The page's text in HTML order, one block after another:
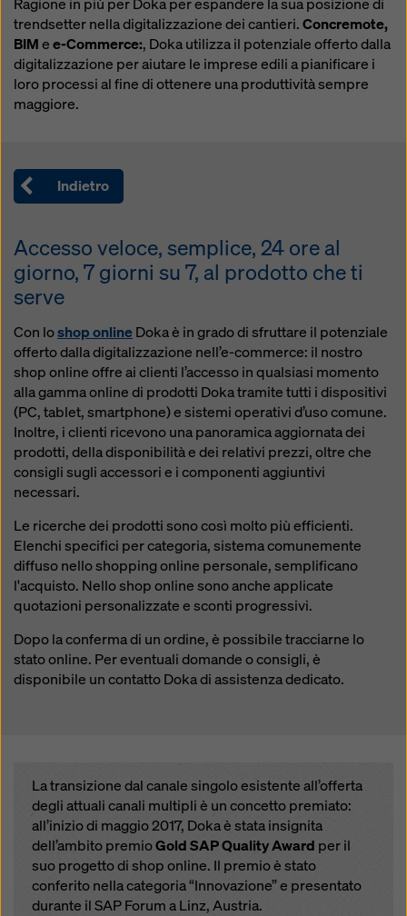
Ragione in più per Doka per espandere la sua posizione di
trendsetter nella digitalizzazione dei cantieri.Concremote,
BIMee-Commerce:, Doka utilizza il potenziale offerto dalla
digitalizzazione per aiutare le imprese edili a pianificare i
loro processi al fine di ottenere una produttività sempre
maggiore.
Indietro
Accesso veloce, semplice, 24 ore al
giorno, 7 giorni su 7, al prodotto che ti
serve
Con loshop onlineDoka è in grado di sfruttare il potenziale
offerto dalla digitalizzazione nell’e-commerce: il nostro
shop online offre ai clienti l’accesso in qualsiasi momento
alla gamma online di prodotti Doka tramite tutti i dispositivi
(PC, tablet, smartphone) e sistemi operativi d’uso comune.
Inoltre, i clienti ricevono una panoramica aggiornata dei
prodotti, della disponibilità e dei relativi prezzi, oltre che
consigli sugli accessori e i componenti aggiuntivi
necessari.
Le ricerche dei prodotti sono così molto più efficienti.
Elenchi specifici per categoria, sistema comunemente
diffuso nello shopping online personale, semplificano
l'acquisto. Nello shop online sono anche applicate
quotazioni personalizzate e sconti progressivi.
Dopo la conferma di un ordine, è possibile tracciarne lo
stato online. Per eventuali domande o consigli, è
disponibile un contatto Doka di assistenza dedicato.
La transizione dal canale singolo esistente all’offerta
degli attuali canali multipli è un concetto premiato:
all’inizio di maggio 2017, Doka è stata insignita
dell’ambito premioGold SAP Quality Award per il
suo progetto di shop online. Il premio è stato
conferito nella categoria “Innovazione” e presentato
durante il SAP Forum a Linz, Austria.
modificando le vostreimpostazioni dei cookie
cliccando su impostazioni dei cookie in fondo a questo
sito web e utilizzando le caselle di controllo
corrispondenti. Potete revocare il vostro consenso in
qualsiasi momento, con effetto futuro e senza
indicarne il motivo, cliccando su
nella nostra informativa sulla privacy
inoltre la possibilità di selezionare i vostri cookie